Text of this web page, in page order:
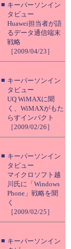
■ キーパーソンイン
タビュー
Huawei担当者が語
るデータ通信端末
戦略
［2009/04/23］
■ キーパーソンイン
タビュー
UQ WiMAXに聞
く、WiMAXがもた
らすインパクト
［2009/02/26］
■ キーパーソンイン
タビュー
マイクロソフト越
川氏に「Windows
Phone」戦略を聞
く
［2009/02/25］
■ キーパーソンイン